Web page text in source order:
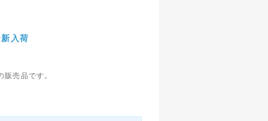
入荷
売品です。